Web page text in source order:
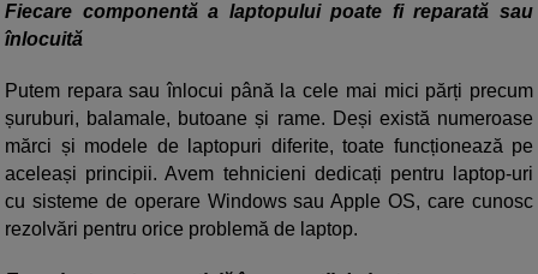
Fiecare componentă a laptopului poate fi reparată sau
înlocuită
Putem repara sau înlocui până la cele mai mici părți precum
șuruburi, balamale, butoane și rame. Deși există numeroase
mărci și modele de laptopuri diferite, toate funcționează pe
aceleași principii. Avem tehnicieni dedicați pentru laptop-uri
cu sisteme de operare Windows sau Apple OS, care cunosc
rezolvări pentru orice problemă de laptop.